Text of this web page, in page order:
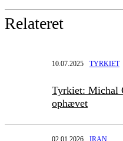
Relateret
10.07.2025 TYRKIET
Tyrkiet: Michal
ophævet